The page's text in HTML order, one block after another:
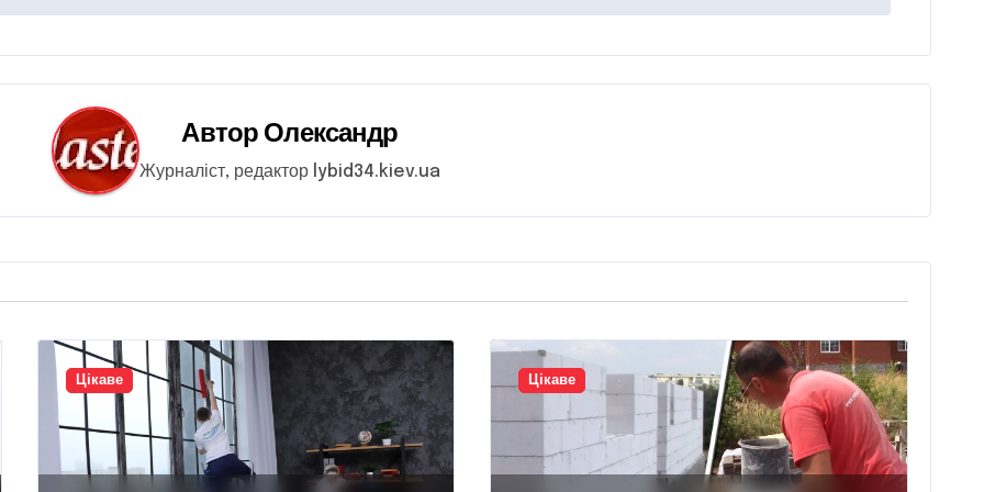
Автор Олександр
Журналіст, редактор lybid34.kiev.ua
Цікаве Цікаве